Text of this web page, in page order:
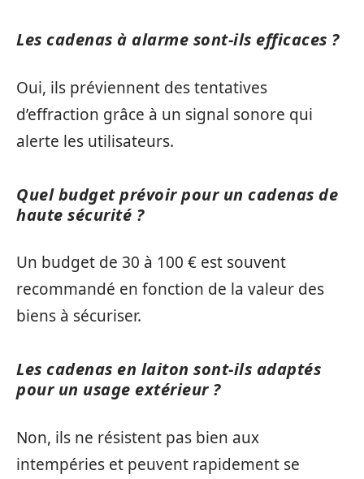
Les cadenas à alarme sont-ils efficaces ?
Oui, ils préviennent des tentatives
d’effraction grâce à un signal sonore qui
alerte les utilisateurs.
Quel budget prévoir pour un cadenas de
haute sécurité ?
Un budget de 30 à 100 € est souvent
recommandé en fonction de la valeur des
biens à sécuriser.
Les cadenas en laiton sont-ils adaptés
pour un usage extérieur ?
Non, ils ne résistent pas bien aux
intempéries et peuvent rapidement se